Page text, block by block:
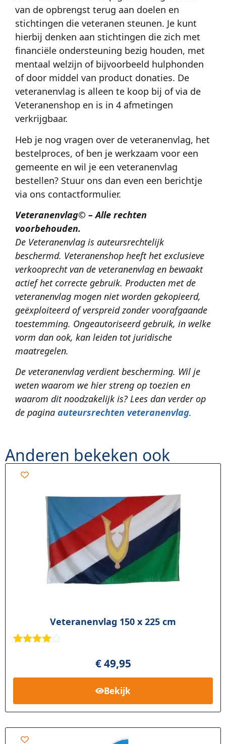
van de opbrengst terug aan doelen en
stichtingen die veteranen steunen. Je kunt
hierbij denken aan stichtingen die zich met
financiële ondersteuning bezig houden, met
mentaal welzijn of bijvoorbeeld hulphonden
of door middel van product donaties. De
veteranenvlag is alleen te koop bij of via de
Veteranenshop en is in 4 afmetingen
verkrijgbaar.
Heb je nog vragen over de veteranenvlag, het
bestelproces, of ben je werkzaam voor een
gemeente en wil je een veteranenvlag
bestellen? Stuur ons dan even een berichtje
via ons contactformulier.
Veteranenvlag© – Alle rechten
voorbehouden.
De Veteranenvlag is auteursrechtelijk
beschermd. Veteranenshop heeft het exclusieve
verkooprecht van de veteranenvlag en bewaakt
actief het correcte gebruik. Producten met de
veteranenvlag mogen niet worden gekopieerd,
geëxploiteerd of verspreid zonder voorafgaande
toestemming. Ongeautoriseerd gebruik, in welke
vorm dan ook, kan leiden tot juridische
maatregelen.
De veteranenvlag verdient bescherming. Wil je
weten waarom we hier streng op toezien en
waarom dit noodzakelijk is? Lees dan verder op
de pagina auteursrechten veteranenvlag.
Anderen bekeken ook
Veteranenvlag 150 x 225 cm
gebaseerd
gen
€49,95
Bekijk